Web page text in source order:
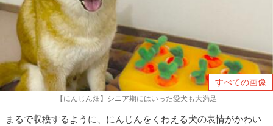
すべての画像
【にんじん畑】シニア期にはいった愛犬も大満足
まるで収穫するように、にんじんをくわえる犬の表情がかわい